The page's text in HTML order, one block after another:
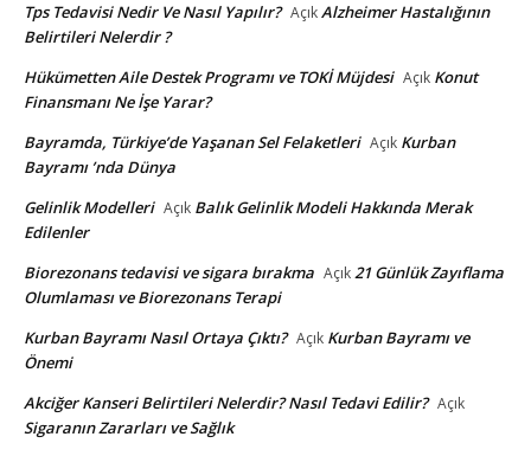
Tps Tedavisi Nedir Ve Nasıl Yapılır? AçıkAlzheimer Hastalığının
Belirtileri Nelerdir ?
Hükümetten Aile Destek Programı ve TOKİ Müjdesi Açık Konut
Finansmanı Ne İşe Yarar?
Bayramda, Türkiye’de Yaşanan Sel Felaketleri Açık Kurban
Bayramı ’nda Dünya
Gelinlik Modelleri Açık Balık Gelinlik Modeli Hakkında Merak
Edilenler
Biorezonans tedavisi ve sigara bırakma Açık21 Günlük Zayıflama
Olumlaması ve Biorezonans Terapi
Kurban Bayramı Nasıl Ortaya Çıktı? Açık Kurban Bayramı ve
Önemi
Akciğer Kanseri Belirtileri Nelerdir? Nasıl Tedavi Edilir? Açık
Sigaranın Zararları ve Sağlık